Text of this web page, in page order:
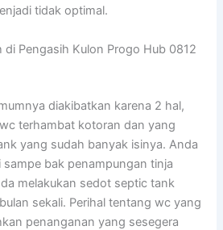
tidak optimal.
di Pengasih Kulon Progo Hub 0812
diakibatkan karena 2 hal,
terhambat kotoran dan yang
yang sudah banyak isinya. Anda
bak penampungan tinja
melakukan sedot septic tank
sekali. Perihal tentang wc yang
penanganan yang sesegera